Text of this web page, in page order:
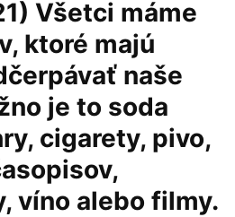
Všetci máme
ktoré majú
naše
je to soda
cigarety, pivo,
víno alebo filmy.